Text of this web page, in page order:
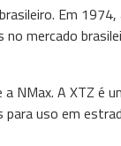
Em
mercado
NMax. A XTZ é
uso em